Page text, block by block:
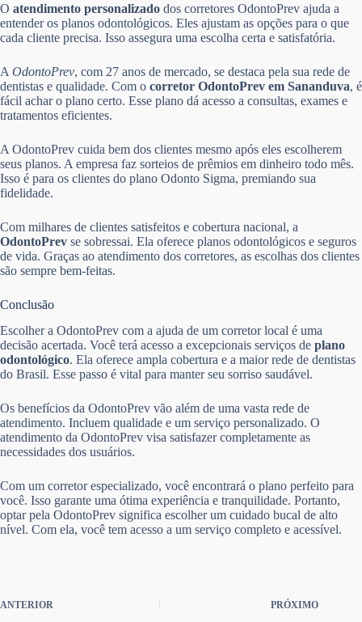
O atendimento personalizado dos corretores OdontoPrev ajuda a
entender os planos odontológicos. Eles ajustam as opções para o que
cada cliente precisa. Isso assegura uma escolha certa e satisfatória.
A OdontoPrev, com 27 anos de mercado, se destaca pela sua rede de
dentistas e qualidade. Com o corretor OdontoPrev em Sananduva, é
fácil achar o plano certo. Esse plano dá acesso a consultas, exames e
tratamentos eficientes.
A OdontoPrev cuida bem dos clientes mesmo após eles escolherem
seus planos. A empresa faz sorteios de prêmios em dinheiro todo mês.
Isso é para os clientes do plano Odonto Sigma, premiando sua
fidelidade.
Com milhares de clientes satisfeitos e cobertura nacional, a
OdontoPrev se sobressai. Ela oferece planos odontológicos e seguros
de vida. Graças ao atendimento dos corretores, as escolhas dos clientes
são sempre bem-feitas.
Conclusão
Escolher a OdontoPrev com a ajuda de um corretor local é uma
decisão acertada. Você terá acesso a excepcionais serviços de plano
odontológico. Ela oferece ampla cobertura e a maior rede de dentistas
do Brasil. Esse passo é vital para manter seu sorriso saudável.
Os benefícios da OdontoPrev vão além de uma vasta rede de
atendimento. Incluem qualidade e um serviço personalizado. O
atendimento da OdontoPrev visa satisfazer completamente as
necessidades dos usuários.
Com um corretor especializado, você encontrará o plano perfeito para
você. Isso garante uma ótima experiência e tranquilidade. Portanto,
optar pela OdontoPrev significa escolher um cuidado bucal de alto
nível. Com ela, você tem acesso a um serviço completo e acessível.
ANTERIOR PRÓXIMO